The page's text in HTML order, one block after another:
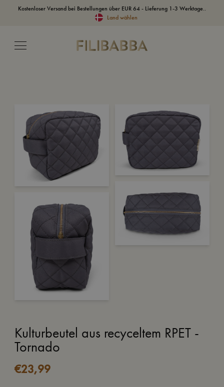
Kostenloser Versand bei Bestellungen über EUR 64 - Lieferung 1-3 Werktage..
Land wählen
Kulturbeutel aus recyceltem RPET -
Tornado
€23,99